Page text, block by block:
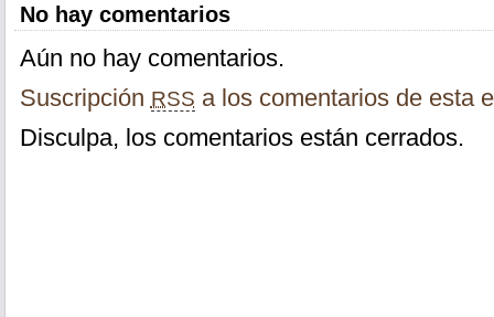
No hay comentarios
Aún no hay comentarios.
Suscripción RSS a los comentarios de esta
Disculpa, los comentarios están cerrados.